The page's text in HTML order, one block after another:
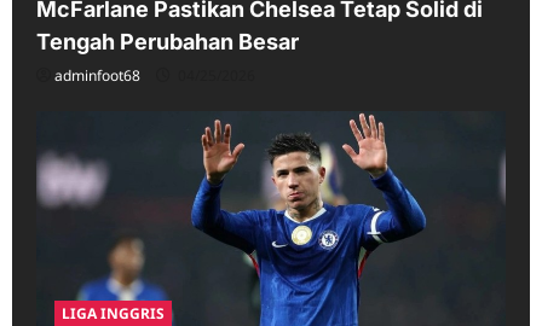
McFarlane Pastikan Chelsea Tetap Solid di
Tengah Perubahan Besar
adminfoot68
LIGA INGGRIS